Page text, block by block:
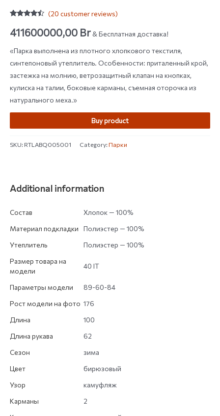
out of 5
based on
ratings
(20 customer reviews)
411600000,00 Br& Бесплатная доставка!
«Парка выполнена из плотного хлопкового текстиля,
синтепоновый утеплитель. Особенности: приталенный крой,
застежка на молнию, ветрозащитный клапан на кнопках,
кулиска на талии, боковые карманы, съемная оторочка из
натурального меха.»
Buy product
SKU:RTLABQ005001 Category:Парки
Additional information
Состав
Хлопок — 100%
Материал подкладки
Полиэстер — 100%
Утеплитель
Полиэстер — 100%
Размер товара на
модели
40 IT
Параметры модели
89-60-84
Рост модели на фото 176
Длина
100
Длина рукава
62
Сезон
зима
Цвет
бирюзовый
Узор
камуфляж
Карманы
2